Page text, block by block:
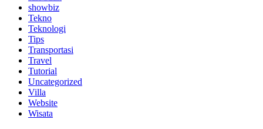
showbiz
Tekno
Teknologi
Tips
Transportasi
Travel
Tutorial
Uncategorized
Villa
Website
Wisata